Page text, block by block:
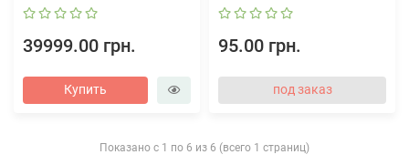
39999.00 грн.
Купить
95.00 грн.
под заказ
Показано с 1 по 6 из 6 (всего 1 страниц)